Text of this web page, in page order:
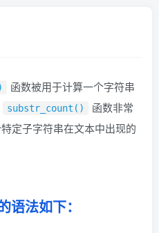
函数被用于计算一个字符串
substr_count()
函数非常
定子字符串在文本中出现的
语法如下：